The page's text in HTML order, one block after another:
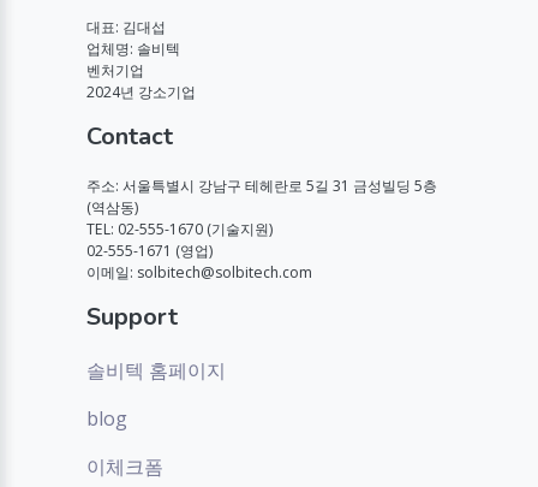
대표: 김대섭
업체명: 솔비텍
벤처기업
2024년 강소기업
Contact
주소: 서울특별시 강남구 테헤란로 5길 31 금성빌딩 5층
(역삼동)
TEL: 02-555-1670 (기술지원)
02-555-1671 (영업)
이메일: solbitech@solbitech.com
Support
솔비텍 홈페이지
blog
이체크폼